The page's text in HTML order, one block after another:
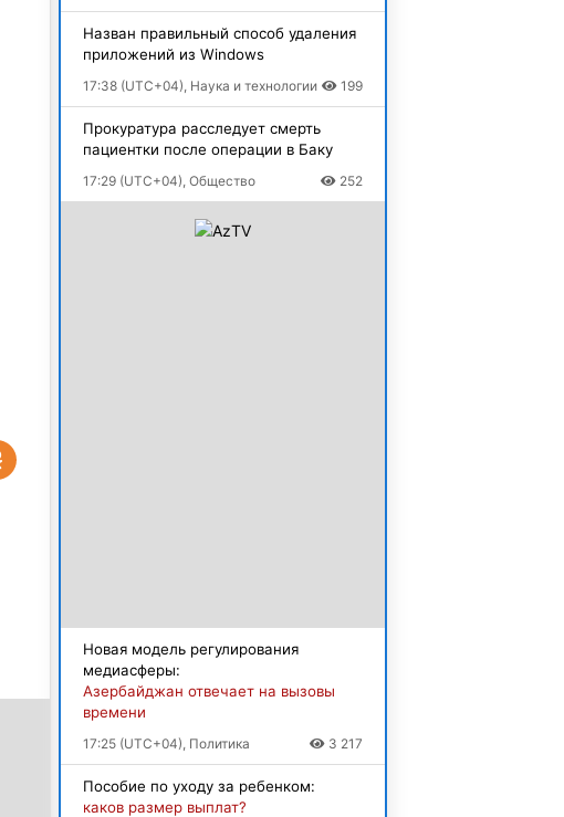
Назван правильный способ удаления
приложений из Windows
17:38 (UTC+04), Наука и технологии 199
Прокуратура расследует смерть
пациентки после операции в Баку
17:29 (UTC+04), Общество 252
Новая модель регулирования
медиасферы:
Азербайджан отвечает на вызовы
времени
17:25 (UTC+04), Политика 3 217
Пособие по уходу за ребенком:
каков размер выплат?